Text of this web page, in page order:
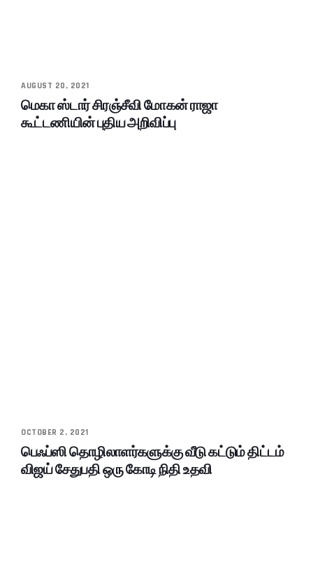
AUGUST 20, 2021
மெகா ஸ்டார் சிரஞ்சீவி மோகன் ராஜா
கூட்டணியின் புதிய அறிவிப்பு
OCTOBER 2, 2021
பெஃப்ஸி தொழிலாளர்களுக்கு வீடு கட்டும் திட்டம்
விஜய் சேதுபதி ஒரு கோடி நிதி உதவி